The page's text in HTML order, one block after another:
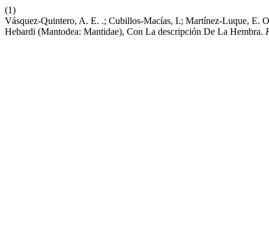
(1)
Vásquez-Quintero, A. E. .; Cubillos-Macías, I.; Martínez-Luque, E.
Hebardi (Mantodea: Mantidae), Con La descripción De La Hembra.